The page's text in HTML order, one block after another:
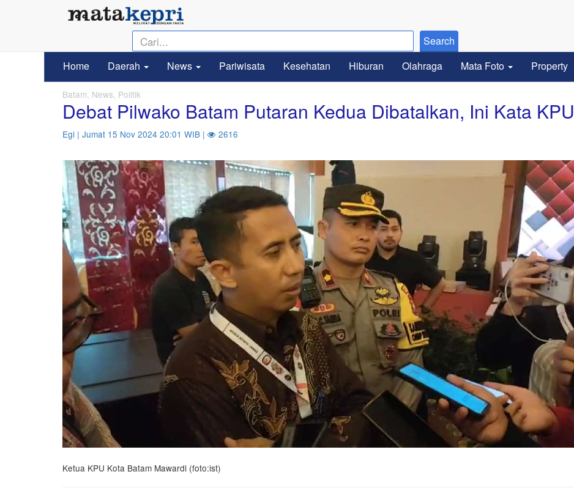
Home Daerah News Pariwisata Kesehatan Hiburan Olahraga Mata Foto Property
Batam, News, Politik
Debat Pilwako Batam Putaran Kedua Dibatalkan, Ini Kata KPU
Egi | Jumat 15 Nov 2024 20:01 WIB | 2616
Ketua KPU Kota Batam Mawardi (foto:ist)